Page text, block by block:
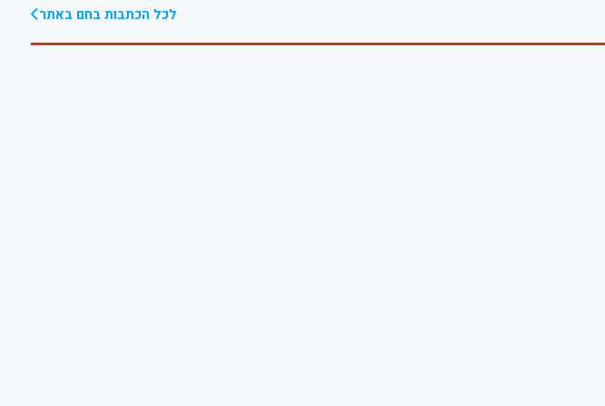
לכל הכתבות בחם באתר